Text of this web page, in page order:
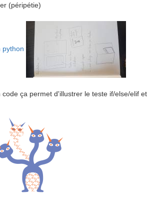
(péripétie)
python
ça permet d'illustrer le teste if/else/elif et